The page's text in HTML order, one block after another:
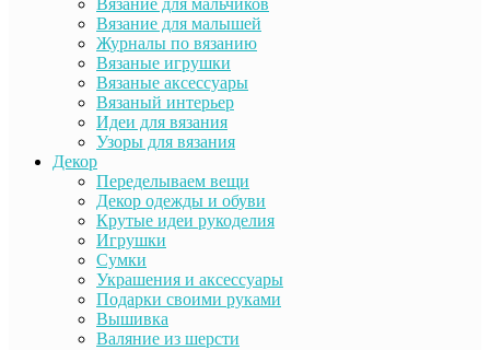
Вязание для мальчиков
Вязание для малышей
Журналы по вязанию
Вязаные игрушки
Вязаные аксессуары
Вязаный интерьер
Идеи для вязания
Узоры для вязания
Декор
Переделываем вещи
Декор одежды и обуви
Крутые идеи рукоделия
Игрушки
Сумки
Украшения и аксессуары
Подарки своими руками
Вышивка
Валяние из шерсти